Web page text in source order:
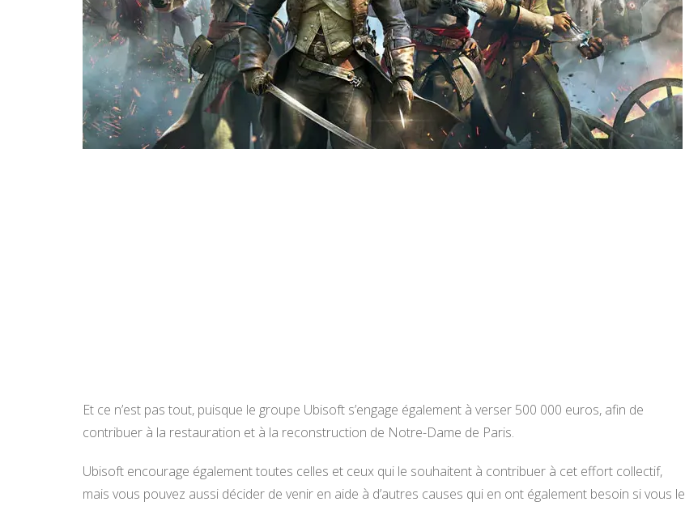
Et ce n’est pas tout, puisque le groupe Ubisoft s’engage également à verser 500 000 euros, afin de
contribuer à la restauration et à la reconstruction de Notre-Dame de Paris.
Ubisoft encourage également toutes celles et ceux qui le souhaitent à contribuer à cet effort collectif,
mais vous pouvez aussi décider de venir en aide à d’autres causes qui en ont également besoin si vous le